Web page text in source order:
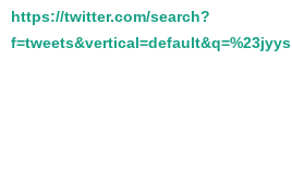
https://twitter.com/search?
f=tweets&vertical=default&q=%23jyys